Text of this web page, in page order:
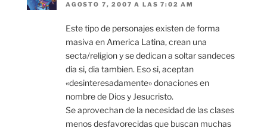
AGOSTO 7, 2007 A LAS 7:02 AM
Este tipo de personajes existen de forma
masiva en America Latina, crean una
secta/religion y se dedican a soltar sandeces
dia si, dia tambien. Eso si, aceptan
«desinteresadamente» donaciones en
nombre de Dios y Jesucristo.
Se aprovechan de la necesidad de las clases
menos desfavorecidas que buscan muchas